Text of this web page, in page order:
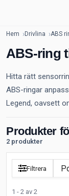
Hem Drivlina ABS
ABS-ring
Hitta rätt
ABS-ringar
Legend, oavsett
Produkter
2 produkter
Filtrera
1 - 2 av 2